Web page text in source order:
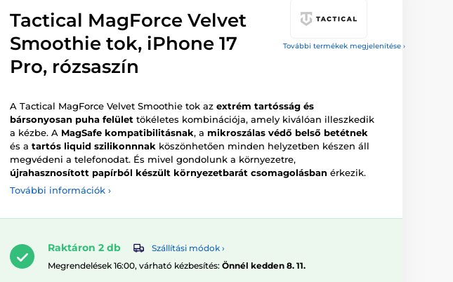
További termékek megjelenítése ›
Tactical MagForce Velvet
Smoothie tok, iPhone 17
Pro, rózsaszín
A Tactical MagForce Velvet Smoothie tok az extrém tartósság és
bársonyosan puha felület tökéletes kombinációja, amely kiválóan illeszkedik
a kézbe. A MagSafe kompatibilitásnak, a mikroszálas védő belső betétnek
és a tartós liquid szilikonnnak köszönhetően minden helyzetben készen áll
megvédeni a telefonodat. És mivel gondolunk a környezetre,
újrahasznosított papírból készült környezetbarát csomagolásban érkezik.
További információk ›
Raktáron 2 db
Szállítási módok ›
Megrendelések 16:00, várható kézbesítés: Önnél kedden 8. 11.